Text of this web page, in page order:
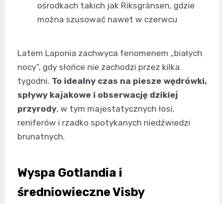
ośrodkach takich jak Riksgränsen, gdzie
można szusować nawet w czerwcu
Latem Laponia zachwyca fenomenem „białych
nocy”, gdy słońce nie zachodzi przez kilka
tygodni. To idealny czas na piesze wędrówki,
spływy kajakowe i obserwację dzikiej
przyrody, w tym majestatycznych łosi,
reniferów i rzadko spotykanych niedźwiedzi
brunatnych.
Wyspa Gotlandia i
średniowieczne Visby